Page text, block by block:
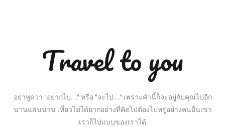
Travel to you
อย่าพูดว่า "อยากไป…" หรือ "จะไป…" เพราะคำนี้ก็จะอยู่กับคุณไปอีก
นานแสนนาน เที่ยวไม่ได้ยากอย่างที่คิดไม่ต้องไปหรูอย่างคนอื่นเขา
เราก็ไปแบบของเราได้